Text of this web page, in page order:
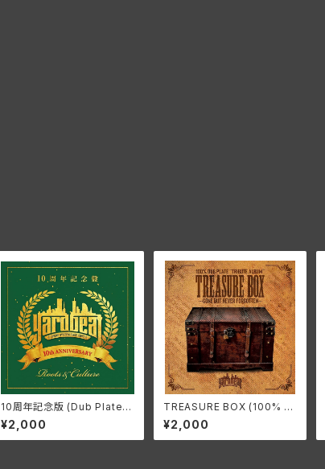
10周年記念版 (Dub Plate A
lbum / Non-Mixed) ~RO
OTS & CULTURE~
¥2,000
TREASURE BOX (100% D
UB PLATE ALBUM) ~GON
E BUT NEVER FORGOTTE
N
¥2,000